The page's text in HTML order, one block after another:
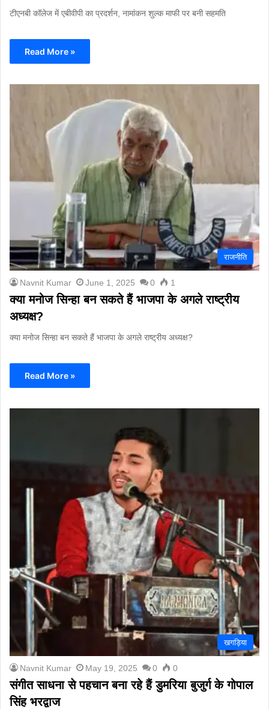
टीएनबी कॉलेज में एबीवीपी का प्रदर्शन, नामांकन शुल्क माफी पर बनी सहमति
Read More »
राजनीति
Navnit Kumar June 1, 2025 0 1
क्या मनोज सिन्हा बन सकते हैं भाजपा के अगले राष्ट्रीय
अध्यक्ष?
क्या मनोज सिन्हा बन सकते हैं भाजपा के अगले राष्ट्रीय अध्यक्ष?
Read More »
खगड़िया
Navnit Kumar May 19, 2025 0 0
संगीत साधना से पहचान बना रहे हैं डुमरिया बुजुर्ग के गोपाल
सिंह भरद्वाज